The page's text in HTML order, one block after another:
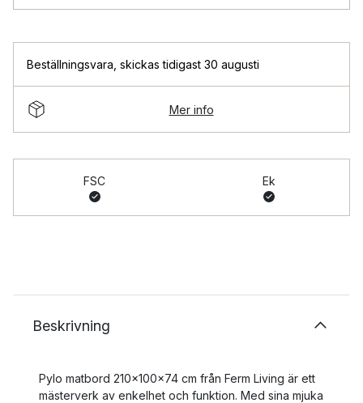
Beställningsvara skickas tidigast 30 augusti
Mer info
FSC Ek
Beskrivning
Pylo matbord 210x100x74 cm från Ferm Living är ett
mästerverk av enkelhet och funktion. Med sina mjuka